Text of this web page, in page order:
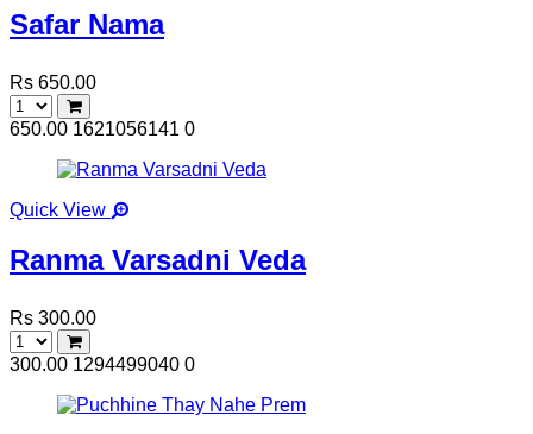
Safar Nama
Rs 650.00
650.00 1621056141 0
Quick View
Ranma Varsadni Veda
Rs 300.00
300.00 1294499040 0